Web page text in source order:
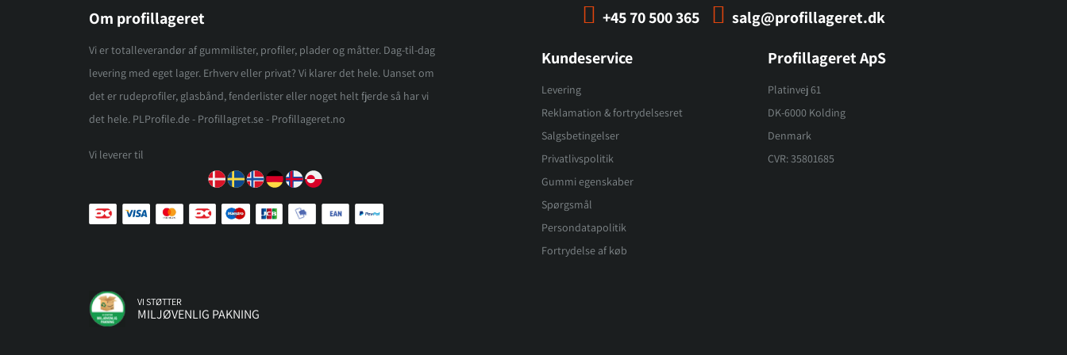
+45 70 500 365 salg@profillageret.dk
Om profillageret
Vi er totalleverandør af gummilister, profiler, plader og måtter. Dag-til-dag
levering med eget lager. Erhverv eller privat? Vi klarer det hele. Uanset om
det er rudeprofiler, glasbånd, fenderlister eller noget helt fjerde så har vi
det hele. PLProfile.de - Profillagret.se - Profillageret.no
Vi leverer til
Kundeservice
Levering
Reklamation & fortrydelsesret
Salgsbetingelser
Privatlivspolitik
Gummi egenskaber
Spørgsmål
Persondatapolitik
Fortrydelse af køb
Profillageret ApS
Platinvej 61
DK-6000 Kolding
Denmark
CVR: 35801685
VI STØTTER
MILJØVENLIG PAKNING